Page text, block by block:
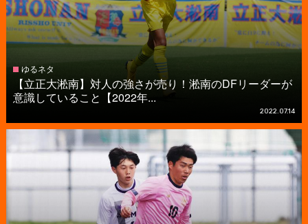
ゆるネタ
【立正大淞南】対人の強さが売り！淞南のDFリーダーが
意識していること【2022年...
2022.07.14